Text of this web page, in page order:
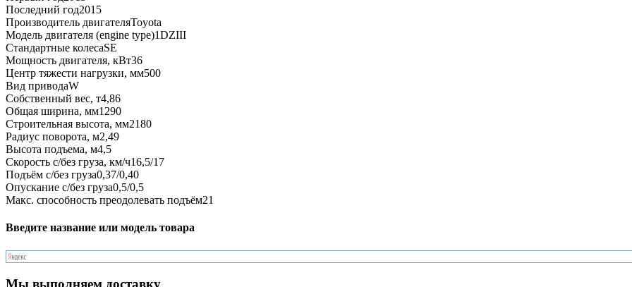
Последний год2015
Производитель двигателяToyota
Модель двигателя (engine type)1DZIII
Стандартные колесаSE
Мощность двигателя, кВт36
Центр тяжести нагрузки, мм500
Вид приводаW
Собственный вес, т4,86
Общая ширина, мм1290
Строительная высота, мм2180
Радиус поворота, м2,49
Высота подъема, м4,5
Скорость с/без груза, км/ч16,5/17
Подъём с/без груза0,37/0,40
Опускание с/без груза0,5/0,5
Макс. способность преодолевать подъём21
Введите название или модель товара
Мы выполняем доставку